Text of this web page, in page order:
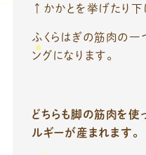
↑かかとを挙げたり下
ふくらはぎの筋肉の一
ングになります。
どちらも脚の筋肉を使
ルギーが産まれます。